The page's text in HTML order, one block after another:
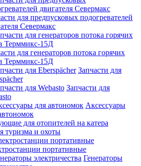
для предпусковых подогревателей
Севермакс
для генераторов потока горячих
Терммикс-15Д
Запчасти для
Запчасти для
Аксессуары
для отопителей на катера
туризма и охоты
портативные
Генераторы